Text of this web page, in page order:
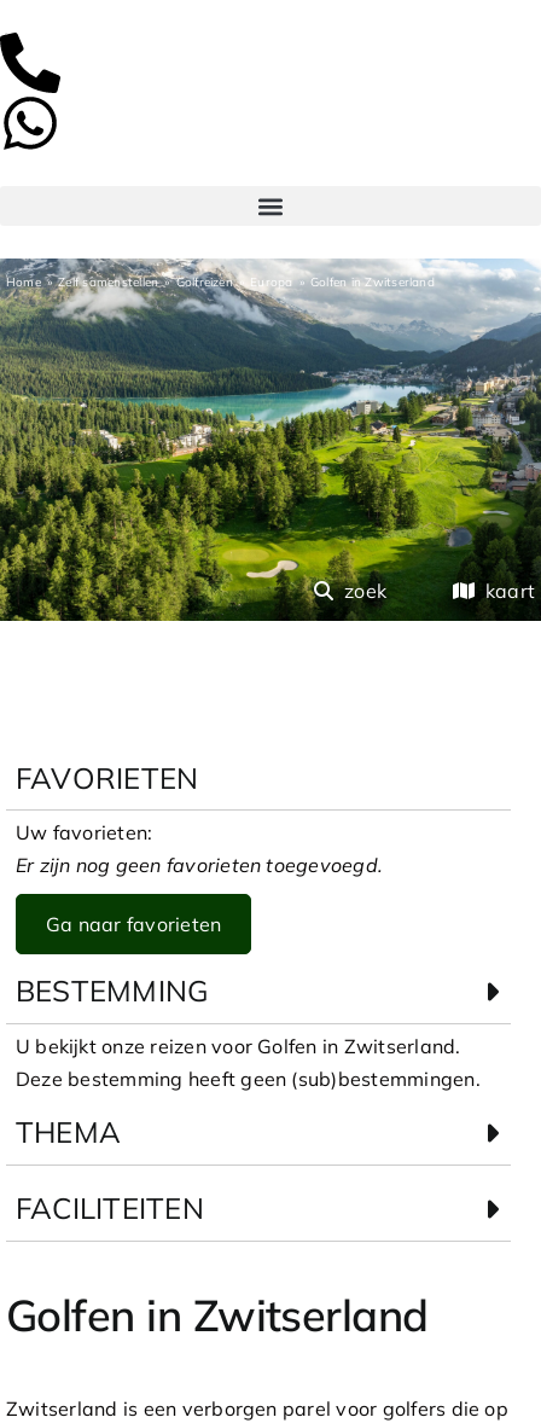
Home Zelf samenstellen Golfreizen Europa Golfen in Zwitserland
zoek kaart
FAVORIETEN
Uw favorieten:
Er zijn nog geen favorieten toegevoegd.
Ga naar favorieten
BESTEMMING
U bekijkt onze reizen voor Golfen in Zwitserland.
Deze bestemming heeft geen (sub)bestemmingen.
THEMA
FACILITEITEN
Golfen in Zwitserland
Zwitserland is een verborgen parel voor golfers die op